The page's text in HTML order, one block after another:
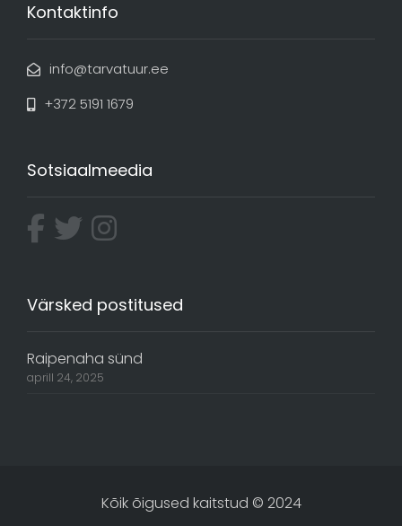
Kontaktinfo
info@tarvatuur.ee
+372 5191 1679
Sotsiaalmeedia
Värsked postitused
Raipenaha sünd
aprill 24, 2025
Kõik õigused kaitstud © 2024